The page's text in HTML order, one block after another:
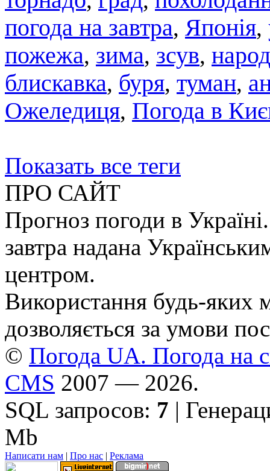
погода на завтра, Японія,
пожежа, зима, зсув,
блискавка, буря, туман,
Ожеледиця, Погода в
Показать все теги
ПРО САЙТ
Прогноз погоди в
завтра надана
центром.
Використання будь-яких
дозволяється за умови
© Погода UA. Погода на
CMS 2007 — 2026.
SQL запросов: 7 |
Mb
Написати нам | Про нас | Реклама